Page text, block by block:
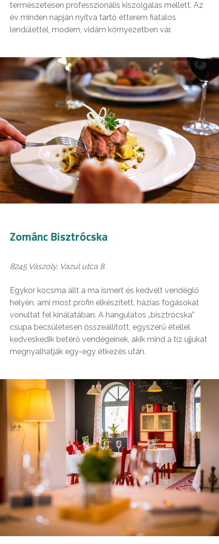
természetesen professzionális kiszolgálás mellett. Az
év minden napján nyitva tartó étterem fiatalos
lendülettel, modern, vidám környezetben vár.
Zománc Bisztrócska
8245 Vászoly, Vazul utca 8.
Egykor kocsma állt a ma ismert és kedvelt vendéglő
helyén, ami most profin elkészített, házias fogásokat
vonultat fel kínálatában. A hangulatos „bisztrócska”
csupa becsületesen összeállított, egyszerű étellel
kedveskedik betérő vendégeinek, akik mind a tíz ujjukat
megnyalhatják egy-egy étkezés után.